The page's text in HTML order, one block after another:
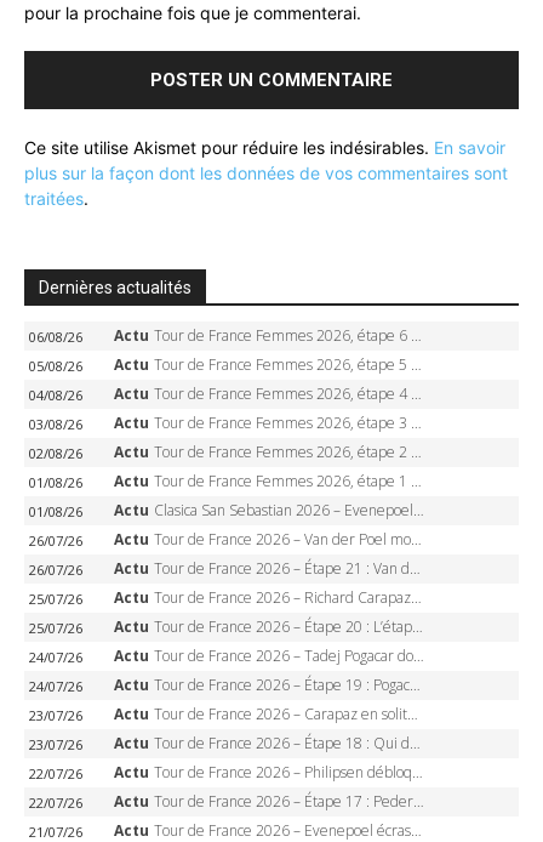
pour la prochaine fois que je commenterai.
Ce site utilise Akismet pour réduire les indésirables. En savoir
plus sur la façon dont les données de vos commentaires sont
traitées.
Dernières actualités
06/08/26 Actu Tour de France Femmes 2026, étape 6 – Kim Le Court-Pienaar gagne à Tournon, Reusser en jaune
05/08/26 Actu Tour de France Femmes 2026, étape 5 – Demi Vollering gagne à Belleville, Reusser en jaune, Ferrand-Prévot coule
04/08/26 Actu Tour de France Femmes 2026, étape 4 – Marlen Reusser écrase le chrono, Ferrand-Prévot en crise
03/08/26 Actu Tour de France Femmes 2026, étape 3 – Sigrid Haugset en solitaire, 88 km d’échappée, maillot jaune
02/08/26 Actu Tour de France Femmes 2026, étape 2 – Lorena Wiebes doublé à Genève, Markus héroïque, 7e record
01/08/26 Actu Tour de France Femmes 2026, étape 1 – Lorena Wiebes intouchable à Lausanne, premier maillot jaune
01/08/26 Actu Clasica San Sebastian 2026 – Evenepoel recordman, 4e victoire, Carapaz battu au sprint
26/07/26 Actu Tour de France 2026 – Van der Poel monumental à Paris, Pogacar égale le record des cinq sacres
26/07/26 Actu Tour de France 2026 – Étape 21 : Van der Poel, Pogacar, qui succédera à Wout van Aert sur les Champs-Elysées ?
25/07/26 Actu Tour de France 2026 – Richard Carapaz roi des Alpes, doublé et maillot à pois, Seixas perd le podium
25/07/26 Actu Tour de France 2026 – Étape 20 : L’étape reine, Galibier, Sarenne, Alpe d’Huez, qui succédera à Pogacar ?
24/07/26 Actu Tour de France 2026 – Tadej Pogacar dompte l’Alpe d’Huez, 5e victoire, record de Pantani pulvérisé
24/07/26 Actu Tour de France 2026 – Étape 19 : Pogacar peut-il enfin dompter l’Alpe d’Huez ?
23/07/26 Actu Tour de France 2026 – Carapaz en solitaire à Orcières-Merlette, Paret-Peintre à un point du maillot à pois
23/07/26 Actu Tour de France 2026 – Étape 18 : Qui domptera Orcières-Merlette, première marche vers l’Alpe d’Huez ?
22/07/26 Actu Tour de France 2026 – Philipsen débloque son compteur à Voiron, Pedersen en danger pour le maillot vert
22/07/26 Actu Tour de France 2026 – Étape 17 : Pedersen peut-il verrouiller le maillot vert à Voiron ?
21/07/26 Actu Tour de France 2026 – Evenepoel écrase le chrono d’Évian, Seixas 4e, Lipowitz abandonne